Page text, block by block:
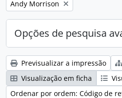
Remove filter:
Andy Morrison
Opções de pesquisa
Previsualizar a impressão
Visualização em ficha
Ordenar por ordem: Código de